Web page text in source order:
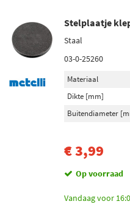
Stelplaatje
Staal
03-0-25260
Materiaal
Dikte [mm]
Buitendiameter
€ 3,99
Op voorraad
Vandaag voor